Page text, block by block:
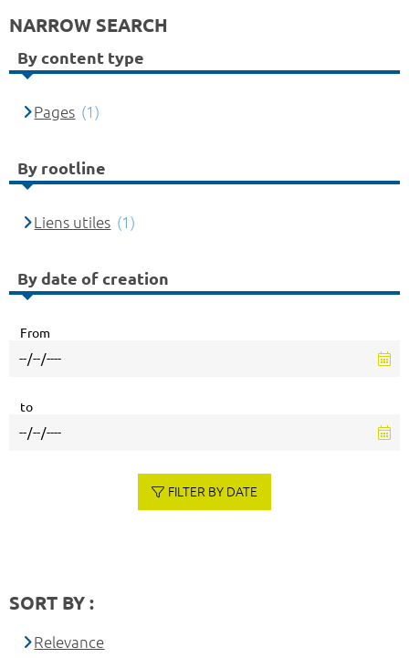
NARROW SEARCH
By content type
Pages (1)
By rootline
Liens utiles (1)
By date of creation
From
to
FILTER BY DATE
SORT BY :
Relevance